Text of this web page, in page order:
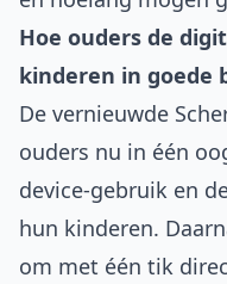
Hoe ouders de
kinderen in goede
De vernieuwde
ouders nu in één
device-gebruik en
hun kinderen.
om met één tik